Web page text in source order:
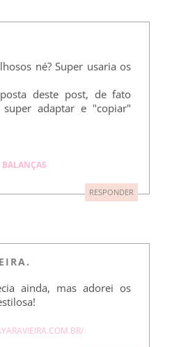
né? Super usaria os
deste post, de fato
super adaptar e "copiar"
BALANÇAS
RESPONDER
ainda, mas adorei os